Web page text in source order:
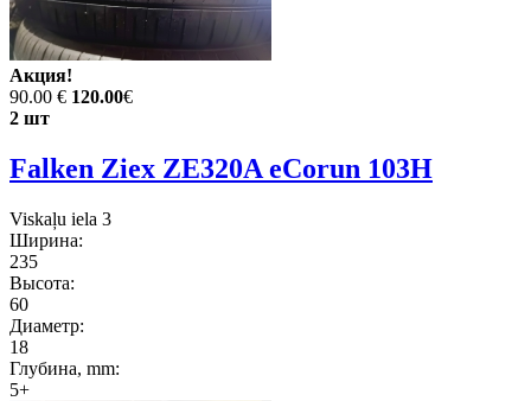
Акция!
90.00 € 120.00€
2 шт
Falken Ziex ZE320A eCorun 103H
Viskaļu iela 3
Ширина:
235
Высота:
60
Диаметр:
18
Глубина, mm:
5+